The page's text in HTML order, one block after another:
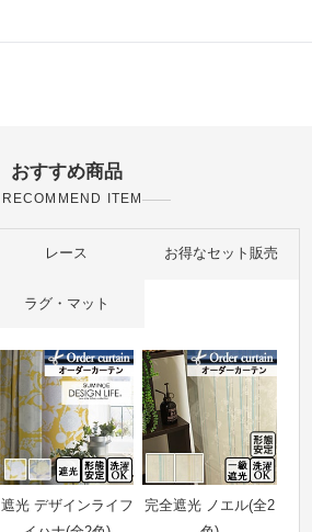
おすすめ商品
RECOMMEND ITEM
レース お得なセット販売
ラグ・マット
遮光 デザインライフ
完全遮光 ノエル(全2